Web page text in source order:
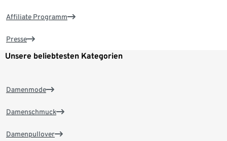
Affiliate Programm
Presse
Unsere beliebtesten Kategorien
Damenmode
Damenschmuck
Damenpullover